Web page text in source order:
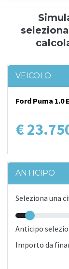
VEICOLO
Ford Puma 1.0
€
ANTICIPO
Seleziona una
Anticipo
Importo da